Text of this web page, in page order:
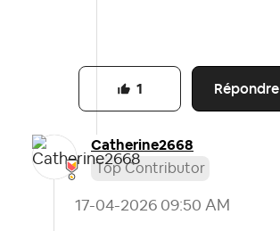
Répondre
1
Catherine2668
Top Contributor
‎17-04-2026 09:50 AM